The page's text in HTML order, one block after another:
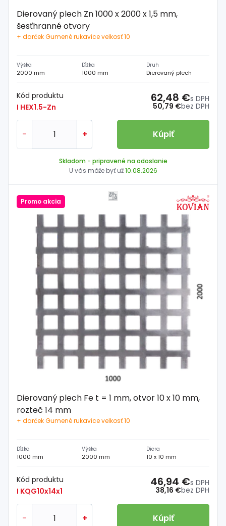
Dierovaný plech Zn 1000 x 2000 x 1,5 mm,
šesťhranné otvory
+ darček Gumené rukavice velkosť 10
Výška
2000 mm
Dĺžka
1000 mm
Druh
Dierovaný plech
Kód produktu
I HEX1.5-Zn
50,79 €bez DPH
62,48 €s DPH
- + Kúpiť
Skladom - pripravené na odoslanie
U vás môže byť už10.08.2026
Promo akcia
Dierovaný plech Fe t = 1 mm, otvor 10 x 10 mm,
rozteč 14 mm
+ darček Gumené rukavice velkosť 10
Dĺžka
1000 mm
Výška
2000 mm
Diera
10 x 10 mm
Kód produktu
I KQG10x14x1
38,16 €bez DPH
46,94 €s DPH
- + Kúpiť